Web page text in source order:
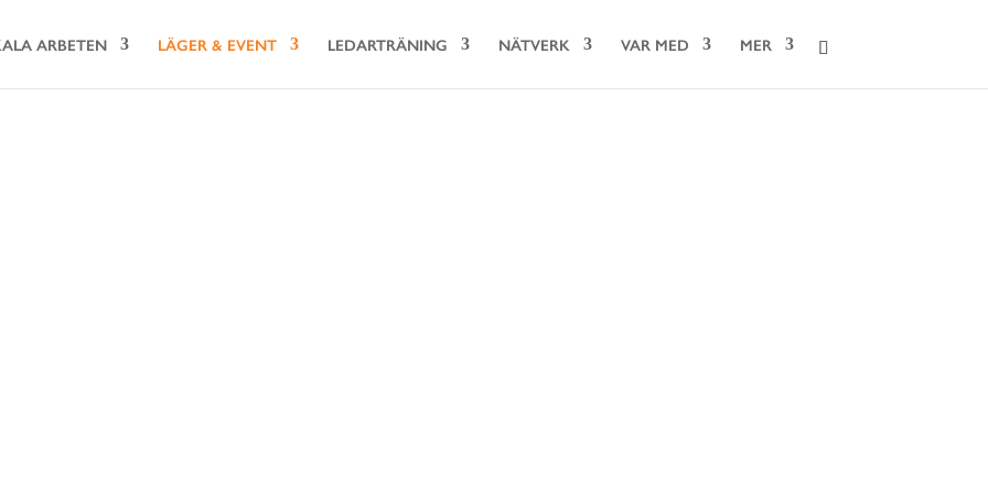
ARBETEN LÄGER & EVENT LEDARTRÄNING NÄTVERK VAR MED MER